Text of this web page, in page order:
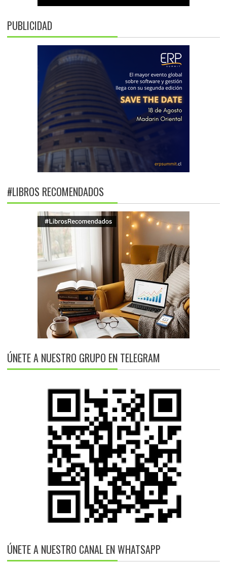
PUBLICIDAD
#LIBROS RECOMENDADOS
ÚNETE A NUESTRO GRUPO EN TELEGRAM
ÚNETE A NUESTRO CANAL EN WHATSAPP